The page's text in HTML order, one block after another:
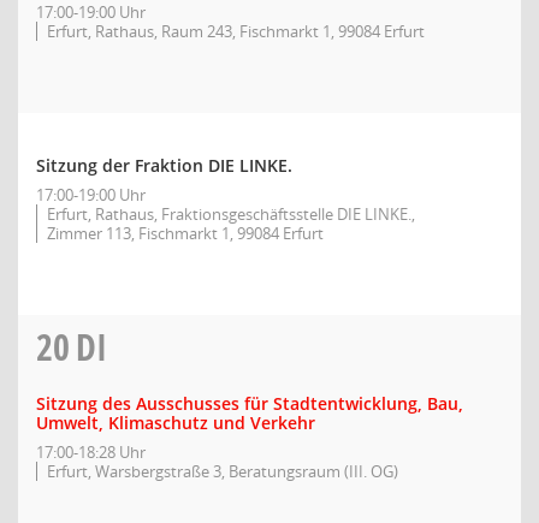
17:00-19:00 Uhr
Erfurt, Rathaus, Raum 243, Fischmarkt 1, 99084 Erfurt
Sitzung der Fraktion DIE LINKE.
17:00-19:00 Uhr
Erfurt, Rathaus, Fraktionsgeschäftsstelle DIE LINKE.,
Zimmer 113, Fischmarkt 1, 99084 Erfurt
20DI
Sitzung des Ausschusses für Stadtentwicklung, Bau,
Umwelt, Klimaschutz und Verkehr
17:00-18:28 Uhr
Erfurt, Warsbergstraße 3, Beratungsraum (III. OG)